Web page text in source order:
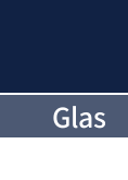
Glas